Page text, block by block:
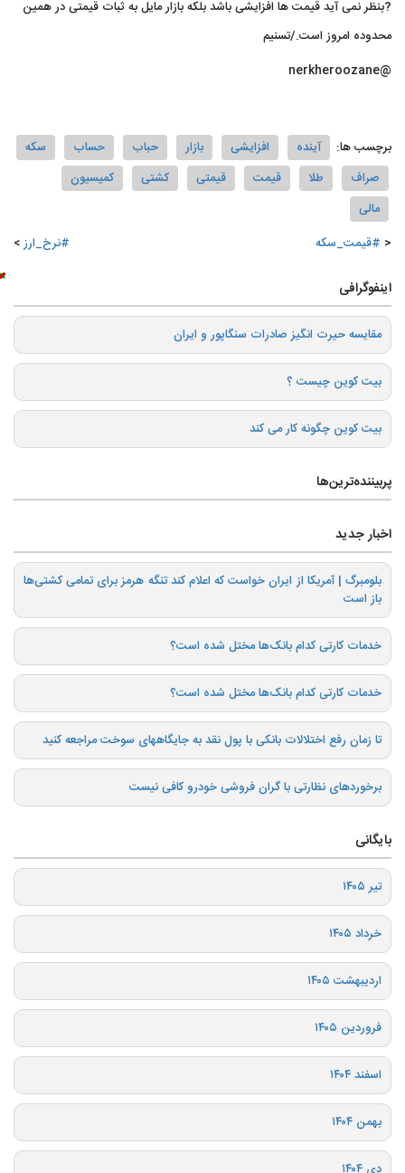
?بنظر نمی آید قیمت ها افزایشی باشد بلکه بازار مایل به ثبات قیمتی در همین
محدوده امروز است./تسنیم
@nerkheroozane
برچسب ها: آینده افزایشی بازار حباب حساب
سکه
صراف
طلا قیمت قیمتی کشتی
کمیسیون
مالی
#قیمت_سکه
#نرخ_ارز
اینفوگرافی
️مقایسه حیرت انگیز صادرات سنگاپور و ایران
بیت کوین چیست ؟
بیت کوین چگونه کار می کند
پربیننده‌ترین‌ها
اخبار جدید
بلومبرگ | آمریکا از ایران خواست که اعلام کند تنگه هرمز برای تمامی کشتی‌ها
باز است
خدمات کارتی کدام بانک‌ها مختل شده است؟
خدمات کارتی کدام بانک‌ها مختل شده است؟
تا زمان رفع اختلالات بانکی با پول نقد به جایگاههای سوخت مراجعه کنید
برخوردهای نظارتی با گران فروشی خودرو کافی نیست
بایگانی
تیر ۱۴۰۵
خرداد ۱۴۰۵
اردیبهشت ۱۴۰۵
فروردین ۱۴۰۵
اسفند ۱۴۰۴
بهمن ۱۴۰۴